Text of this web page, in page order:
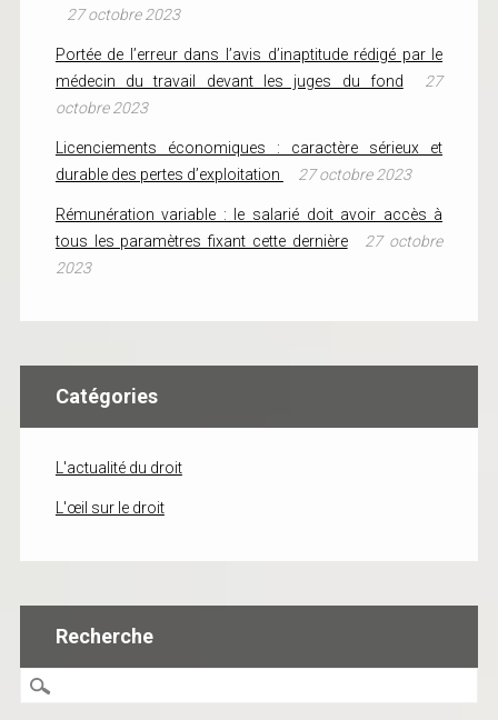
27 octobre 2023
Portée de l’erreur dans l’avis d’inaptitude rédigé par le
médecin du travail devant les juges du fond
27
octobre 2023
Licenciements économiques : caractère sérieux et
durable des pertes d’exploitation
27 octobre 2023
Rémunération variable : le salarié doit avoir accès à
tous les paramètres fixant cette dernière
27 octobre
2023
Catégories
L'actualité du droit
L'œil sur le droit
Recherche